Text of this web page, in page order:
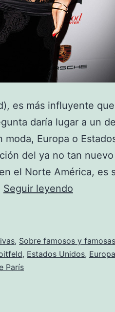
es más influyente
daría lugar a un
Europa o
del ya no tan nuevo
el Norte América, es
Seguir leyendo
, Sobre famosos y famosas
, Estados Unidos, Europa
París